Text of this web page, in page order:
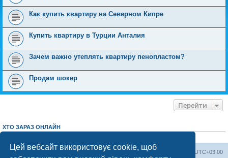
Цей вебсайт використовує cookie, щоб
Как купить квартиру на Северном Кипре
Купить квартиру в Турции Анталия
Зачем важно утеплять квартиру пенопластом?
Продам шокер
Перейти
ХТО ЗАРАЗ ОНЛАЙН
Херсонський форум UTC+03:00
Команда